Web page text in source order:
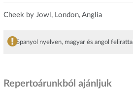
Cheek by Jowl, London, Anglia
Spanyol nyelven, magyar és angol felirattal
Repertoárunkból ajánljuk